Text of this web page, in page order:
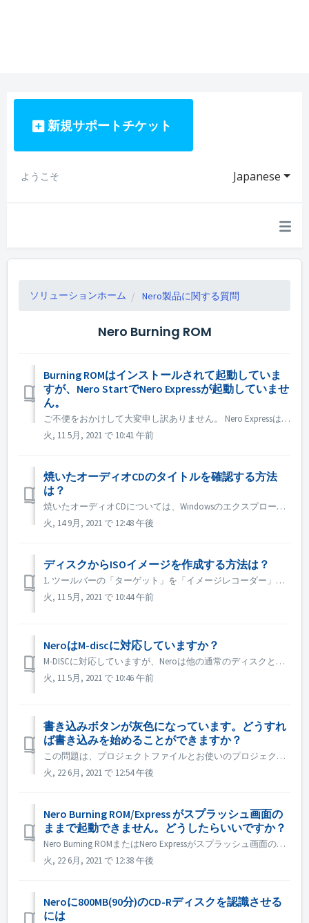
新規サポートチケット
Japanese
ようこそ
ソリューションホーム Nero製品に関する質問
Nero Burning ROM
Burning ROMはインストールされて起動していま
すが、Nero StartでNero Expressが起動していませ
ん。
ご不便をおかけして大変申し訳ありません。 Nero Expressは、Nero BurningRomスタンドアロン製品には含まれていません。Nero Express はオフラインストアで販売されています。 Nero Express は、Nero Platinum Suite に含まれています。ご希望の場合は...
火, 11 5月, 2021 で 10:41 午前
焼いたオーディオCDのタイトルを確認する方法
は？
焼いたオーディオCDについては、Windowsのエクスプローラーでブラウズすると、トラック01、トラック02と表示されます。これは予想通りです。 Nero MediaHomeなどの音楽プレーヤーで再生すれば、メタデータを見ることができます。
火, 14 9月, 2021 で 12:48 午後
ディスクからISOイメージを作成する方法は？
1. ツールバーの「ターゲット」を「イメージレコーダー」に設定します。 2. コピー元のディスクをドライブに挿入します。ツールバーの「コピー」をクリックします。 3. 設定が完了したら、［コピー］をクリックします。 4. Save as type "としてISOを選...
火, 11 5月, 2021 で 10:44 午前
NeroはM-discに対応していますか？
M-DISCに対応していますが、Neroは他の通常のディスクと同様に書き込みます。このための特別な処置はありません。
火, 11 5月, 2021 で 10:46 午前
書き込みボタンが灰色になっています。どうすれ
ば書き込みを始めることができますか？
この問題は、プロジェクトファイルとお使いのプロジェクトタイプとの間の不一致が原因である可能性があります。他のプロジェクトタイプを試して、一致問題があるかどうかを確認してください。 ディスクドライブの認識に失敗したことも原因の一つと考えられますので、お試しください。 1. 外付けの光ディスクドライブレコ...
火, 22 6月, 2021 で 12:54 午後
Nero Burning ROM/Express がスプラッシュ画面の
ままで起動できません。どうしたらいいですか？
Nero Burning ROMまたはNero Expressがスプラッシュ画面のみでアプリケーションウィンドウが表示されない場合は、お使いのコンピュータに動作しないディスクドライブがないかどうかを確認してください。 このようなディスクドライブが存在する場合、Nero Burning ROMの起動に失敗すること...
火, 22 6月, 2021 で 12:38 午後
Neroに800MB(90分)のCD-Rディスクを認識させる
には